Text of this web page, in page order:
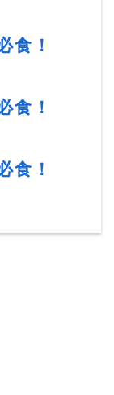
食！
食！
食！